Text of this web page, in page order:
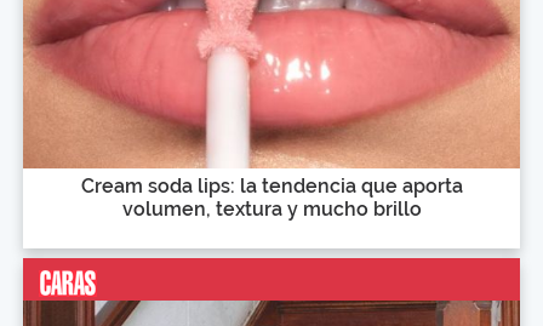
Cream soda lips: la tendencia que aporta
volumen, textura y mucho brillo